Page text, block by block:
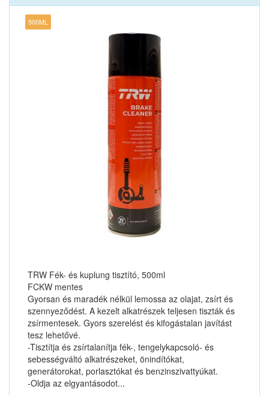
500ML
TRW Fék- és kuplung tisztító, 500ml
FCKW mentes
Gyorsan és maradék nélkül lemossa az olajat, zsírt és
szennyeződést. A kezelt alkatrészek teljesen tiszták és
zsírmentesek. Gyors szerelést és kifogástalan javítást
tesz lehetővé.
-Tisztítja és zsírtalanítja fék-, tengelykapcsoló- és
sebességváltó alkatrészeket, önindítókat,
generátorokat, porlasztókat és benzinszivattyúkat.
-Oldja az elgyantásodot...